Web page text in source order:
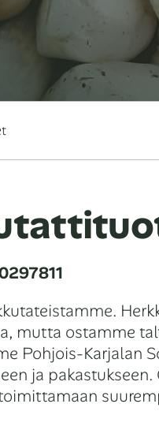
mutta ostamme
Pohjois-Karjalan
ja